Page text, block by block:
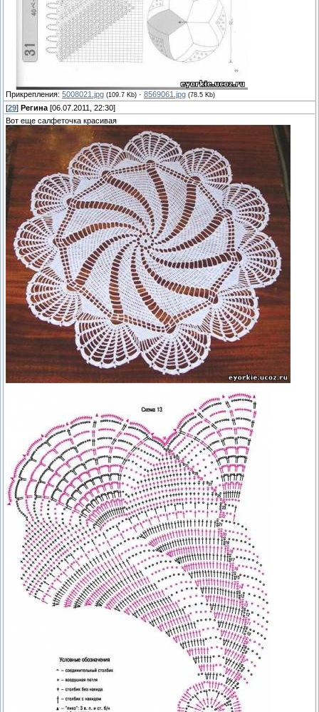
Прикрепления: 5008021.jpg (109.7 Kb) · 8569061.jpg (78.5 Kb)
[29] Регина [06.07.2011, 22:30]
Вот еще салфеточка красивая